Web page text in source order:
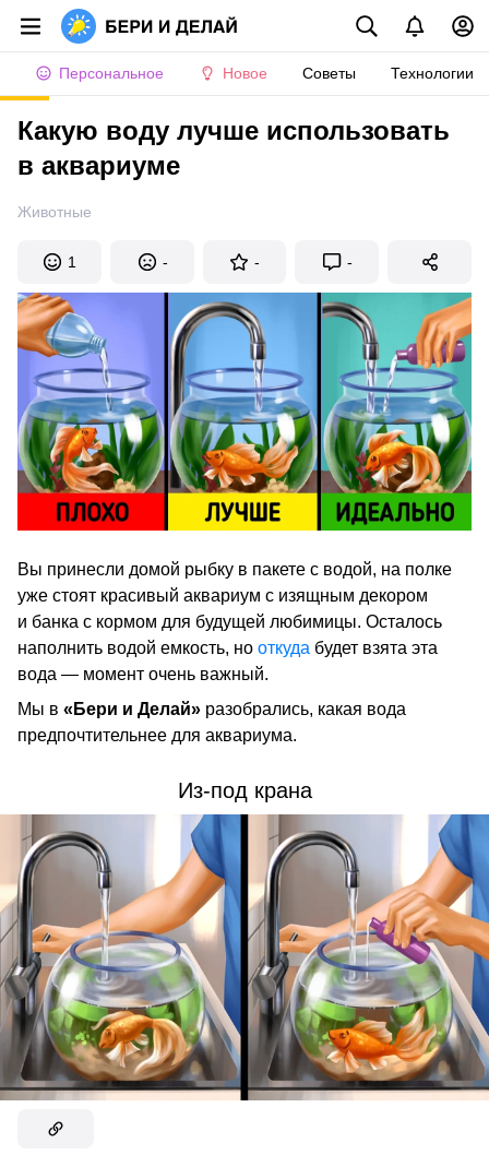
Персональное Новое Советы Технологии
Какую воду лучше использовать
в аквариуме
Животные
1 - - -
Вы принесли домой рыбку в пакете с водой, на полке
уже стоят красивый аквариум с изящным декором
и банка с кормом для будущей любимицы. Осталось
наполнить водой емкость, но откуда будет взята эта
вода — момент очень важный.
Мы в «Бери и Делай» разобрались, какая вода
предпочтительнее для аквариума.
Из-под крана